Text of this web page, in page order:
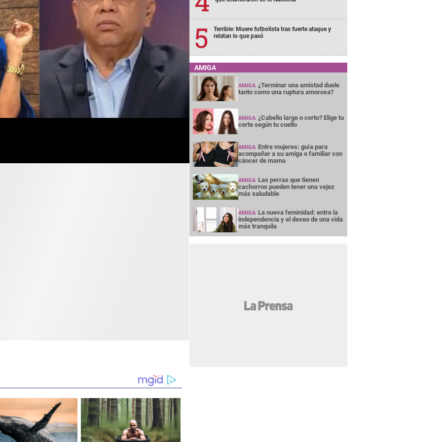
Terrible: Muere futbolista tras fuerte ataque y
relatan lo que pasó
AMIGA
AMIGA ¿Terminar una amistad duele
tanto como una ruptura amorosa?
AMIGA ¿Cabello largo o corto? Elige tu
corte según tu cuello
AMIGA Entre mujeres: guía para
acompañar a su amiga o familiar con
cáncer de mama
AMIGA Las perras que tienen
cachorros pueden tener una vejez
más saludable
AMIGA La nueva feminidad: entre la
independencia y el deseo de una vida
más tranquila